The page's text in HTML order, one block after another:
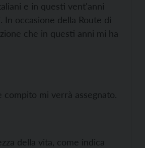
e in questi vent'anni
occasione della Route di
che in questi anni mi ha
mi verrà assegnato.
della vita, come indica